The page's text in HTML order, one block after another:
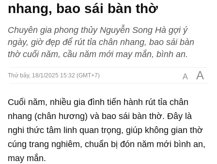
nhang, bao sái bàn thờ
Chuyên gia phong thủy Nguyễn Song Hà gợi ý
ngày, giờ đẹp để rút tỉa chân nhang, bao sái bàn
thờ cuối năm, cầu năm mới may mắn, bình an.
Thứ bảy, 18/1/2025 15:32 (GMT+7) A A
Cuối năm, nhiều gia đình tiến hành rút tỉa chân
nhang (chân hương) và bao sái bàn thờ. Đây là
nghi thức tâm linh quan trọng, giúp không gian thờ
cúng trang nghiêm, chuẩn bị đón năm mới bình an,
may mắn.